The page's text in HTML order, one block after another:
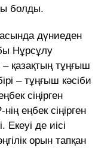
болды.
дүниеден
Нұрсұлу
қазақтың тұңғыш
– тұңғыш кәсіби
сіңірген
еңбек сіңірген
Екеуі де иісі
орын тапқан